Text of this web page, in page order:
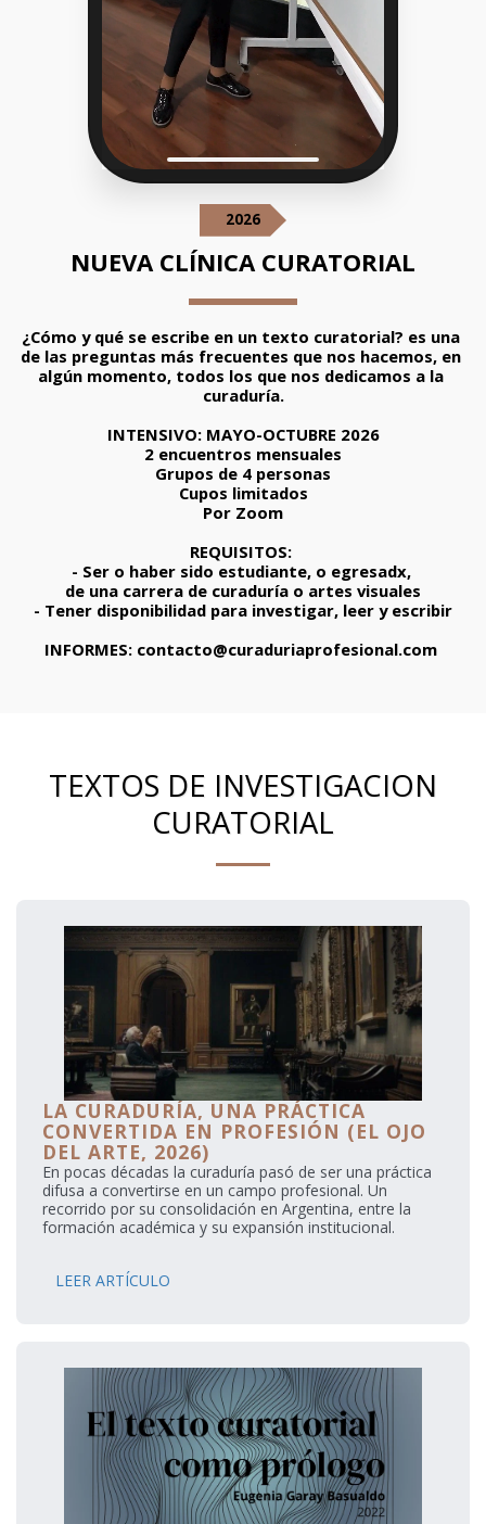
2026
NUEVA CLÍNICA CURATORIAL
¿Cómo y qué se escribe en un texto curatorial? es una
de las preguntas más frecuentes que nos hacemos, en
algún momento, todos los que nos dedicamos a la
curaduría.
INTENSIVO: MAYO-OCTUBRE 2026
2 encuentros mensuales
Grupos de 4 personas
Cupos limitados
Por Zoom
REQUISITOS:
- Ser o haber sido estudiante, o egresadx,
de una carrera de curaduría o artes visuales
- Tener disponibilidad para investigar, leer y escribir
INFORMES: contacto@curaduriaprofesional.com
TEXTOS DE INVESTIGACION
CURATORIAL
LA CURADURÍA, UNA PRÁCTICA
CONVERTIDA EN PROFESIÓN (EL OJO
DEL ARTE, 2026)
En pocas décadas la curaduría pasó de ser una práctica
difusa a convertirse en un campo profesional. Un
recorrido por su consolidación en Argentina, entre la
formación académica y su expansión institucional.
LEER ARTÍCULO